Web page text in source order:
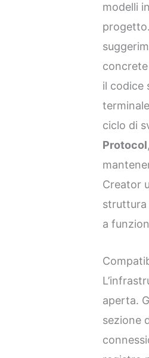
modelli
concrete
il codice
ciclo di
Protocol
Creator
struttura
a
aperta.
sezione